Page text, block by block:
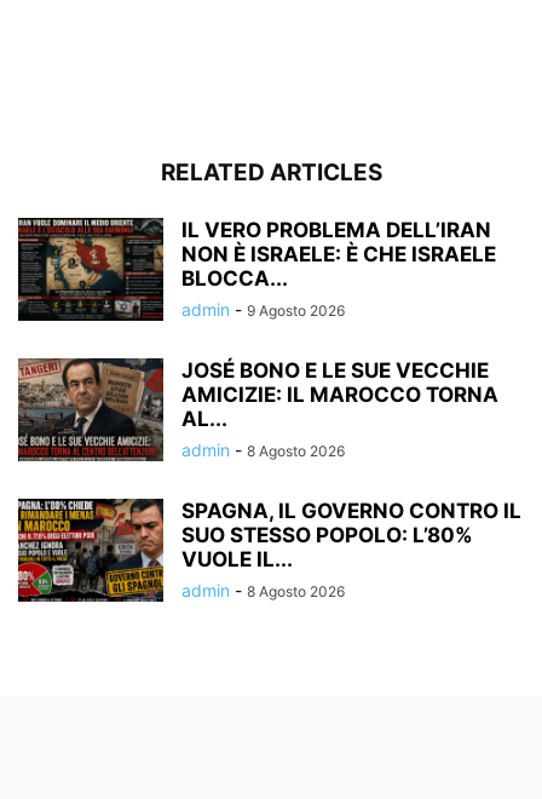
RELATED ARTICLES
IL VERO PROBLEMA DELL’IRAN
NON È ISRAELE: È CHE ISRAELE
BLOCCA...
admin - 9 Agosto 2026
JOSÉ BONO E LE SUE VECCHIE
AMICIZIE: IL MAROCCO TORNA
AL...
admin - 8 Agosto 2026
SPAGNA, IL GOVERNO CONTRO IL
SUO STESSO POPOLO: L’80%
VUOLE IL...
admin - 8 Agosto 2026